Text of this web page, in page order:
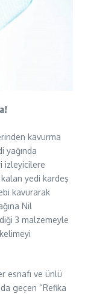
kavurma
yağında
izleyicilere
kalan yedi kardeş
kavurarak
Nil
3 malzemeyle
esnafı ve ünlü
geçen “Refika